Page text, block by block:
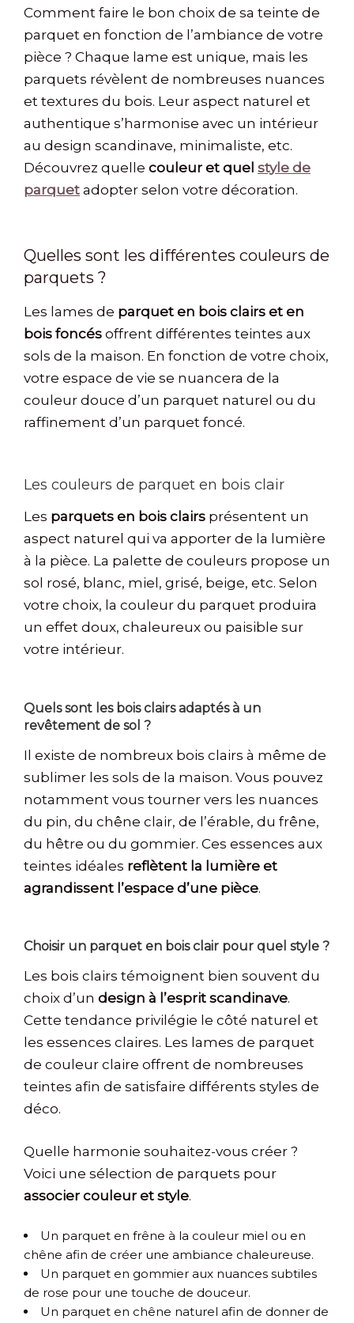
Comment faire le bon choix de sa teinte de
parquet en fonction de l’ambiance de votre
pièce ? Chaque lame est unique, mais les
parquets révèlent de nombreuses nuances
et textures du bois. Leur aspect naturel et
authentique s’harmonise avec un intérieur
au design scandinave, minimaliste, etc.
Découvrez quelle couleur et quel style de
parquet adopter selon votre décoration.
Quelles sont les différentes couleurs de
parquets ?
Les lames de parquet en bois clairs et en
bois foncés offrent différentes teintes aux
sols de la maison. En fonction de votre choix,
votre espace de vie se nuancera de la
couleur douce d’un parquet naturel ou du
raffinement d’un parquet foncé.
Les couleurs de parquet en bois clair
Les parquets en bois clairs présentent un
aspect naturel qui va apporter de la lumière
à la pièce. La palette de couleurs propose un
sol rosé, blanc, miel, grisé, beige, etc. Selon
votre choix, la couleur du parquet produira
un effet doux, chaleureux ou paisible sur
votre intérieur.
Quels sont les bois clairs adaptés à un
revêtement de sol ?
Il existe de nombreux bois clairs à même de
sublimer les sols de la maison. Vous pouvez
notamment vous tourner vers les nuances
du pin, du chêne clair, de l’érable, du frêne,
du hêtre ou du gommier. Ces essences aux
teintes idéales reflètent la lumière et
agrandissent l’espace d’une pièce.
Choisir un parquet en bois clair pour quel style ?
Les bois clairs témoignent bien souvent du
choix d’un design à l’esprit scandinave.
Cette tendance privilégie le côté naturel et
les essences claires. Les lames de parquet
de couleur claire offrent de nombreuses
teintes afin de satisfaire différents styles de
déco.
Quelle harmonie souhaitez-vous créer ?
Voici une sélection de parquets pour
associer couleur et style.
Un parquet en frêne à la couleur miel ou en
chêne afin de créer une ambiance chaleureuse.
Un parquet en gommier aux nuances subtiles
de rose pour une touche de douceur.
Un parquet en chêne naturel afin de donner de